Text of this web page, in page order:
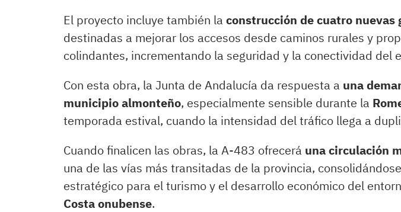
El proyecto incluye también la construcción de cuatro nuevas
destinadas a mejorar los accesos desde caminos rurales y
colindantes, incrementando la seguridad y la conectividad del
Con esta obra, la Junta de Andalucía da respuesta a una
municipio almonteño, especialmente sensible durante la
temporada estival, cuando la intensidad del tráfico llega a
Cuando finalicen las obras, la A-483 ofrecerá una circulación
una de las vías más transitadas de la provincia,
estratégico para el turismo y el desarrollo económico del
Costa onubense.